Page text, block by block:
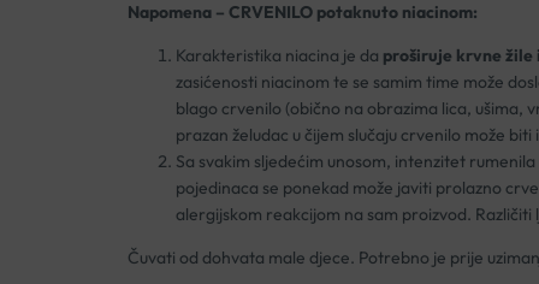
Napomena – CRVENILO potaknuto niacinom:
Karakteristika niacina je da proširuje krvne žile
zasićenosti niacinom te se samim time može
blago crvenilo (obično na obrazima lica, ušima,
prazan želudac u čijem slučaju crvenilo može
Sa svakim sljedećim unosom, intenzitet
pojedinaca se ponekad može javiti prolazno
alergijskom reakcijom na sam proizvod.
Čuvati od dohvata male djece. Potrebno je prije